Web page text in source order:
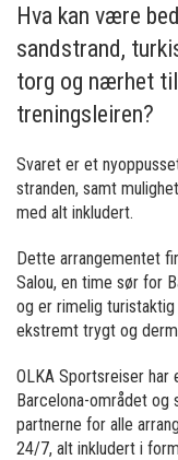
Hva kan være
sandstrand,
torg og nærhet til
treningsleiren?
Svaret er et
stranden, samt
med alt inkludert.
Dette arrangementet
Salou, en time sør for
og er rimelig turistaktig
ekstremt trygt og
OLKA Sportsreiser
Barcelona-området og
partnerne for alle
24/7, alt inkludert i